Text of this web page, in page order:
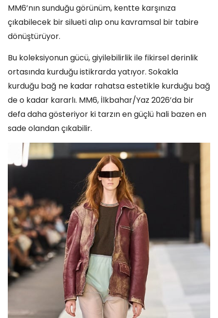
MM6’nın sunduğu görünüm, kentte karşınıza
çıkabilecek bir silueti alıp onu kavramsal bir tabire
dönüştürüyor.
Bu koleksiyonun gücü, giyilebilirlik ile fikirsel derinlik
ortasında kurduğu istikrarda yatıyor. Sokakla
kurduğu bağ ne kadar rahatsa estetikle kurduğu bağ
de o kadar kararlı. MM6, İlkbahar/Yaz 2026’da bir
defa daha gösteriyor ki tarzın en güçlü hali bazen en
sade olandan çıkabilir.